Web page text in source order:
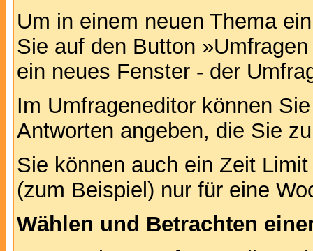
Um in einem neuen Thema
Sie auf den Button
ein neues Fenster - der
Im Umfrageneditor können
Antworten angeben, die Sie
Sie können auch ein Zeit
(zum Beispiel) nur für eine
Wählen und Betrachten